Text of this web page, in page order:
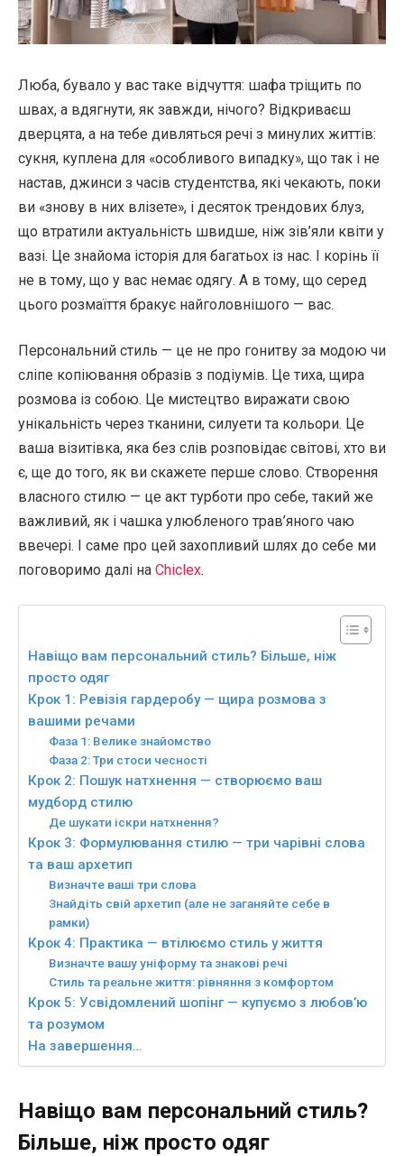
Люба, бувало у вас таке відчуття: шафа тріщить по
швах, а вдягнути, як завжди, нічого? Відкриваєш
дверцята, а на тебе дивляться речі з минулих життів:
сукня, куплена для «особливого випадку», що так і не
настав, джинси з часів студентства, які чекають, поки
ви «знову в них влізете», і десяток трендових блуз,
що втратили актуальність швидше, ніж зів’яли квіти у
вазі. Це знайома історія для багатьох із нас. І корінь її
не в тому, що у вас немає одягу. А в тому, що серед
цього розмаїття бракує найголовнішого — вас.
Персональний стиль — це не про гонитву за модою чи
сліпе копіювання образів з подіумів. Це тиха, щира
розмова із собою. Це мистецтво виражати свою
унікальність через тканини, силуети та кольори. Це
ваша візитівка, яка без слів розповідає світові, хто ви
є, ще до того, як ви скажете перше слово. Створення
власного стилю — це акт турботи про себе, такий же
важливий, як і чашка улюбленого трав’яного чаю
ввечері. І саме про цей захопливий шлях до себе ми
поговоримо далі на Chiclex.
Навіщо вам персональний стиль? Більше, ніж
просто одяг
Крок 1: Ревізія гардеробу — щира розмова з
вашими речами
Фаза 1: Велике знайомство
Фаза 2: Три стоси чесності
Крок 2: Пошук натхнення — створюємо ваш
мудборд стилю
Де шукати іскри натхнення?
Крок 3: Формулювання стилю — три чарівні слова
та ваш архетип
Визначте ваші три слова
Знайдіть свій архетип (але не заганяйте себе в
рамки)
Крок 4: Практика — втілюємо стиль у життя
Визначте вашу уніформу та знакові речі
Стиль та реальне життя: рівняння з комфортом
Крок 5: Усвідомлений шопінг — купуємо з любов’ю
та розумом
На завершення…
Навіщо вам персональний стиль?
Більше, ніж просто одяг